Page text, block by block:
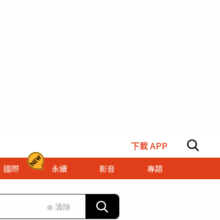
下載 APP
國際 永續 影音
專題
⊗ 清除